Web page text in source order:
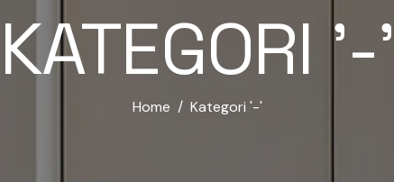
KATEGORI '-'
Home Kategori '-'